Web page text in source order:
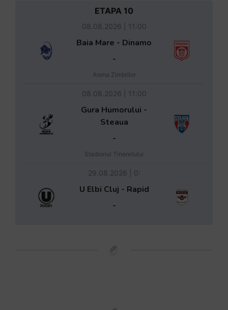
ETAPA 10
08.08.2026 | 11:00
Baia Mare - Dinamo
-
Arena Zimbrilor
08.08.2026 | 11:00
Gura Humorului -
Steaua
-
Stadionul Tineretului
29.08.2026 | 0:
U Elbi Cluj - Rapid
-